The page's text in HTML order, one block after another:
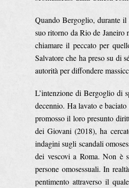
Quando Bergoglio, durante il
suo ritorno da Rio de Janeiro
chiamare il peccato per
Salvatore che ha preso su di
autorità per diffondere
L’intenzione di Bergoglio di
decennio. Ha lavato e
promosso il loro presunto
dei Giovani (2018), ha
indagini sugli scandali
dei vescovi a Roma. Non è
persone omosessuali. In
pentimento attraverso il